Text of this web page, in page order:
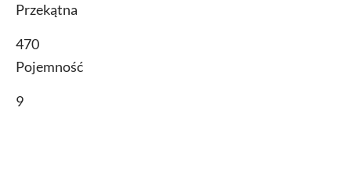
Przekątna
470
Pojemność
9